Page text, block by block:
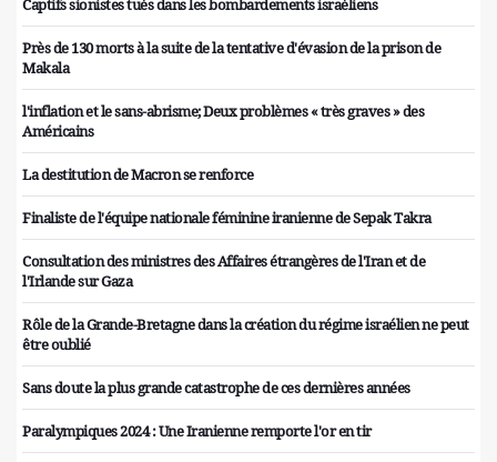
Captifs sionistes tués dans les bombardements israéliens
Près de 130 morts à la suite de la tentative d'évasion de la prison de
Makala
l'inflation et le sans-abrisme; Deux problèmes « très graves » des
Américains
La destitution de Macron se renforce
Finaliste de l'équipe nationale féminine iranienne de Sepak Takra
Consultation des ministres des Affaires étrangères de l'Iran et de
l'Irlande sur Gaza
Rôle de la Grande-Bretagne dans la création du régime israélien ne peut
être oublié
Sans doute la plus grande catastrophe de ces dernières années
Paralympiques 2024 : Une Iranienne remporte l'or en tir